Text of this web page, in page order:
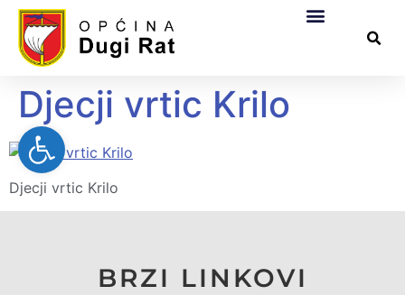
Djecji vrtic Krilo
Djecji vrtic Krilo
BRZI LINKOVI
Open toolbar